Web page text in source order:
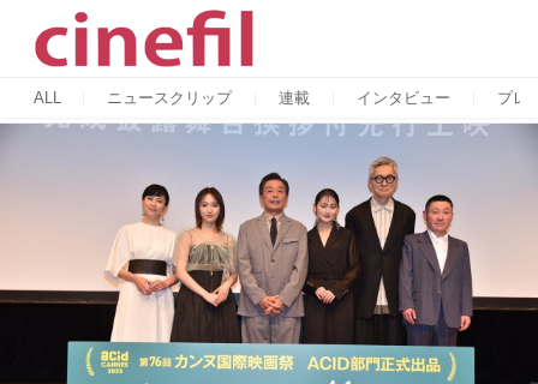
ALL ニュースクリップ 連載 インタビュー プレ